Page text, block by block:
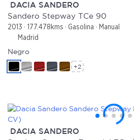
DACIA SANDERO
Sandero Stepway TCe 90
2013 177.478kms Gasolina
Manual
Madrid
Negro
+2
DACIA SANDERO